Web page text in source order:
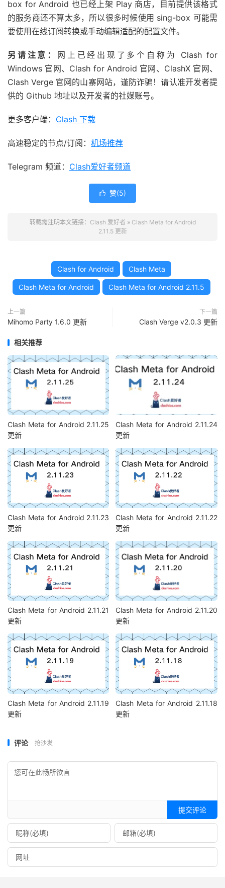
box for Android 也已经上架 Play 商店，目前提供该格式
的服务商还不算太多，所以很多时候使用 sing-box 可能需
要使用在线订阅转换或手动编辑适配的配置文件。
另请注意：
网上已经出现了多个自称为 Clash for
Windows 官网、Clash for Android 官网、ClashX 官网、
Clash Verge 官网的山寨网站，谨防诈骗！请认准开发者提
供的 Github 地址以及开发者的社媒账号。
更多客户端： Clash 下载
高速稳定的节点/订阅： 机场推荐
Telegram 频道： Clash爱好者频道
 赞(5)
转载需注明本文链接： Clash 爱好者 » Clash Meta for Android
2.11.5 更新
Clash for Android Clash Meta
Clash Meta for Android Clash Meta for Android 2.11.5
上一篇
Mihomo Party 1.6.0 更新
下一篇
Clash Verge v2.0.3 更新
相关推荐
Clash Meta for Android 2.11.25
更新
Clash Meta for Android 2.11.24
更新
Clash Meta for Android 2.11.23
更新
Clash Meta for Android 2.11.22
更新
Clash Meta for Android 2.11.21
更新
Clash Meta for Android 2.11.20
更新
Clash Meta for Android 2.11.19
更新
Clash Meta for Android 2.11.18
更新
评论 抢沙发
提交评论